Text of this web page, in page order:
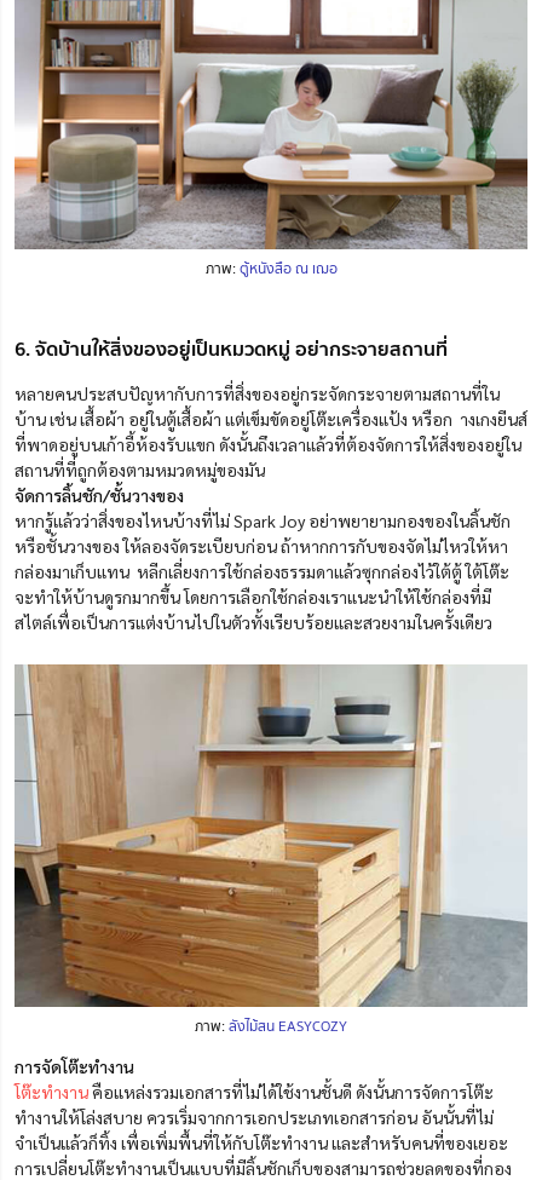
ภาพ:ตู้หนังสือ ณ เฌอ
6. จัดบ้านให้สิ่งของอยู่เป็นหมวดหมู่ อย่ากระจายสถานที่
หลายคนประสบปัญหากับการที่สิ่งของอยู่กระจัดกระจายตามสถานที่ใน
บ้าน เช่น เสื้อผ้า อยู่ในตู้เสื้อผ้า แต่เข็มขัดอยู่โต๊ะเครื่องแป้ง หรือก างเกงยีนส์
ที่พาดอยู่บนเก้าอี้ห้องรับแขก ดังนั้นถึงเวลาแล้วที่ต้องจัดการให้สิ่งของอยู่ใน
สถานที่ที่ถูกต้องตามหมวดหมู่ของมัน
จัดการลิ้นชัก/ชั้นวางของ
หากรู้แล้วว่าสิ่งของไหนบ้างที่ไม่ Spark Joy อย่าพยายามกองของในลิ้นชัก
หรือชั้นวางของ ให้ลองจัดระเบียบก่อน ถ้าหากการกับของจัดไม่ไหวให้หา
กล่องมาเก็บแทน หลีกเลี่ยงการใช้กล่องธรรมดาแล้วซุกกล่องไว้ใต้ตู้ ใต้โต๊ะ
จะทำให้บ้านดูรกมากขึ้น โดยการเลือกใช้กล่องเราแนะนำให้ใช้กล่องที่มี
สไตล์เพื่อเป็นการแต่งบ้านไปในตัวทั้งเรียบร้อยและสวยงามในครั้งเดียว
ภาพ:ลังไม้สน EASYCOZY
การจัดโต๊ะทำงาน
โต๊ะทำงานคือแหล่งรวมเอกสารที่ไม่ได้ใช้งานชั้นดี ดังนั้นการจัดการโต๊ะ
ทำงานให้โล่งสบาย ควรเริ่มจากการเอกประเภทเอกสารก่อน อันนั้นที่ไม่
จำเป็นแล้วก็ทิ้ง เพื่อเพิ่มพื้นที่ให้กับโต๊ะทำงาน และสำหรับคนที่ของเยอะ
การเปลี่ยนโต๊ะทำงานเป็นแบบที่มีลิ้นชักเก็บของสามารถช่วยลดของที่กอง